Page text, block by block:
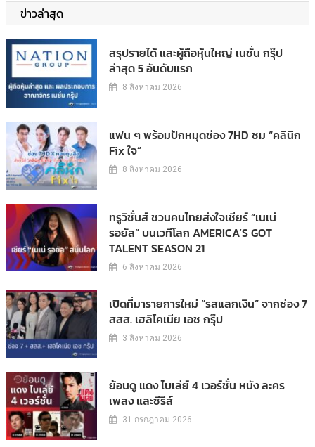
ข่าวล่าสุด
สรุปรายได้ และผู้ถือหุ้นใหญ่ เนชั่น กรุ๊ป
ล่าสุด 5 อันดับแรก
8 สิงหาคม 2026
แฟน ๆ พร้อมปักหมุดช่อง 7HD ชม “คลินิก
Fix ใจ”
8 สิงหาคม 2026
ทรูวิชั่นส์ ชวนคนไทยส่งใจเชียร์ “เนเน่
รอยัล” บนเวทีโลก AMERICA’S GOT
TALENT SEASON 21
6 สิงหาคม 2026
เปิดที่มารายการใหม่ “รสแลกเงิน” จากช่อง 7
สสส. เฮลิโคเนีย เอช กรุ๊ป
3 สิงหาคม 2026
ย้อนดู แดง ไบเล่ย์ 4 เวอร์ชั่น หนัง ละคร
เพลง และซีรีส์
31 กรกฎาคม 2026